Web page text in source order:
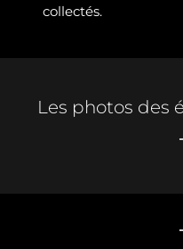
collectés.
Les photos des